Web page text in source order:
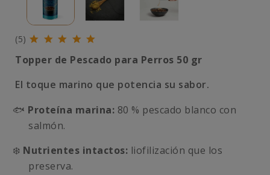
(5)
Topper de Pescado para Perros 50 gr
El toque marino que potencia su sabor.
🐟 Proteína marina: 80 % pescado blanco con
salmón.
❄️ Nutrientes intactos: liofilización que los
preserva.